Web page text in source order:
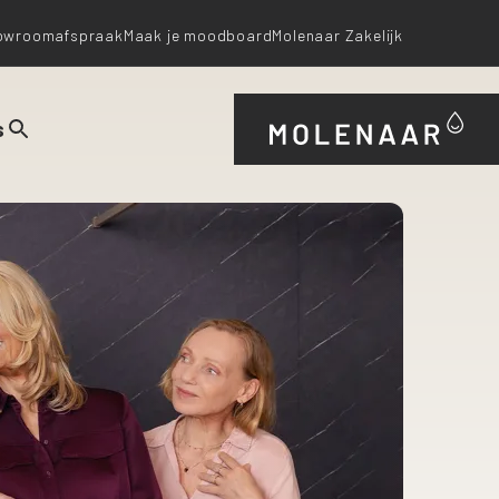
Maak je moodboardMolenaar Zakelijk